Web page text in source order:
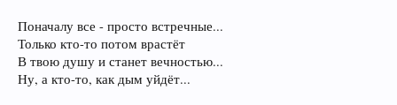
Поначалу все - просто встречные...
Только кто-то потом врастёт
В твою душу и станет вечностью...
Ну, а кто-то, как дым уйдёт...